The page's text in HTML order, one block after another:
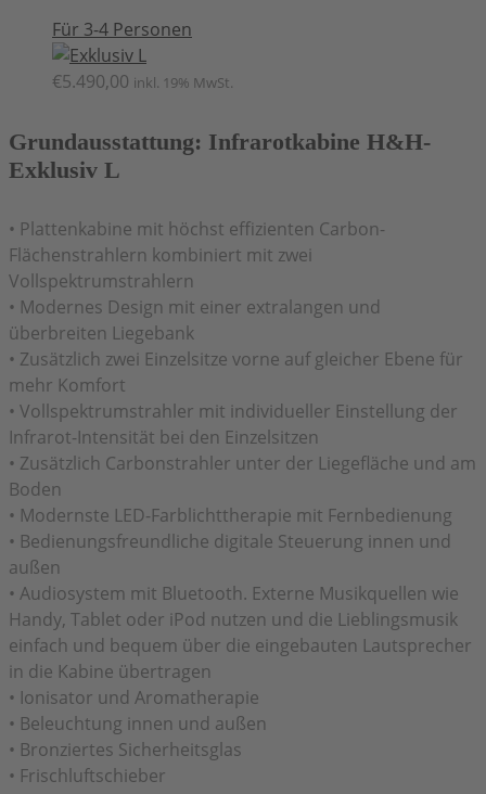
Für 3-4 Personen
€5.490,00 inkl. 19% MwSt.
Grundausstattung: Infrarotkabine H&H-
Exklusiv L
• Plattenkabine mit höchst effizienten Carbon-
Flächenstrahlern kombiniert mit zwei
Vollspektrumstrahlern
• Modernes Design mit einer extralangen und
überbreiten Liegebank
• Zusätzlich zwei Einzelsitze vorne auf gleicher Ebene für
mehr Komfort
• Vollspektrumstrahler mit individueller Einstellung der
Infrarot-Intensität bei den Einzelsitzen
• Zusätzlich Carbonstrahler unter der Liegefläche und am
Boden
• Modernste LED-Farblichttherapie mit Fernbedienung
• Bedienungsfreundliche digitale Steuerung innen und
außen
• Audiosystem mit Bluetooth. Externe Musikquellen wie
Handy, Tablet oder iPod nutzen und die Lieblingsmusik
einfach und bequem über die eingebauten Lautsprecher
in die Kabine übertragen
• Ionisator und Aromatherapie
• Beleuchtung innen und außen
• Bronziertes Sicherheitsglas
• Frischluftschieber